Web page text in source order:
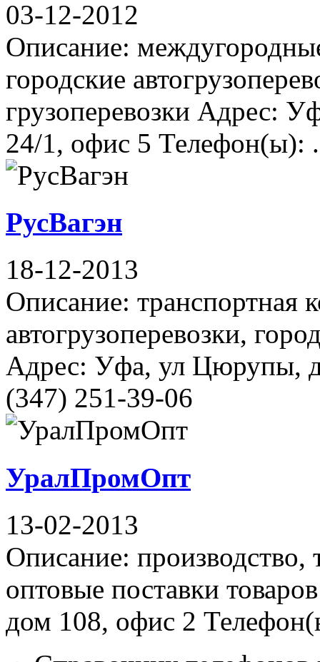
03-12-2012
Описание:
городские
грузоперевозки Адрес:
24/1, офис 5 Телефон(ы):
РусВагэн
18-12-2013
Описание: транспортная
автогрузоперевозки,
Адрес: Уфа, ул Цюрупы,
(347) 251-39-06
УралПромОпт
13-02-2013
Описание: производство,
оптовые поставки
дом 108, офис 2